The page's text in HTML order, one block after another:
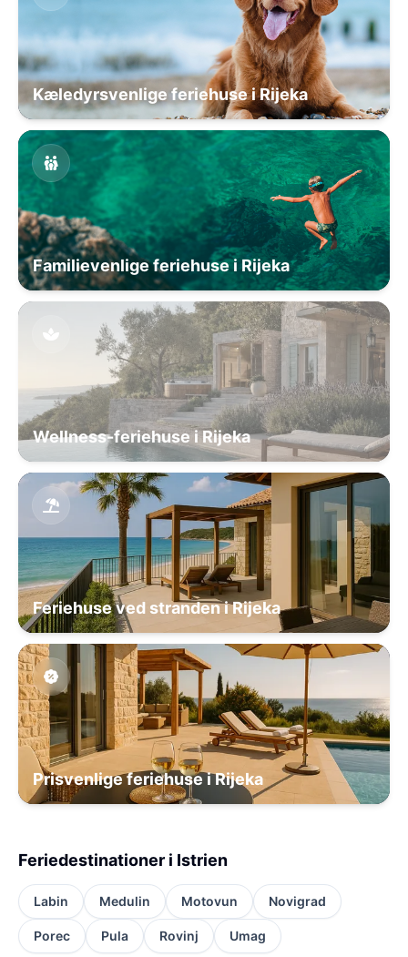
Kæledyrsvenlige feriehuse i Rijeka
Familievenlige feriehuse i Rijeka
Wellness-feriehuse i Rijeka
Feriehuse ved stranden i Rijeka
Prisvenlige feriehuse i Rijeka
Feriedestinationer i Istrien
Labin Medulin Motovun Novigrad
Porec Pula Rovinj Umag